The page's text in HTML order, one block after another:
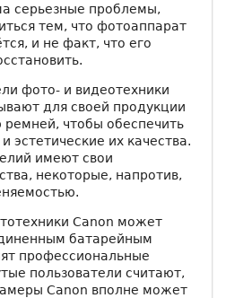
серьезные проблемы,
тем, что фотоаппарат
и не факт, что его
фото- и видеотехники
для своей продукции
ремней, чтобы обеспечить
эстетические их качества.
имеют свои
некоторые, напротив,
Canon может
батарейным
профессиональные
пользователи считают,
Canon вполне может